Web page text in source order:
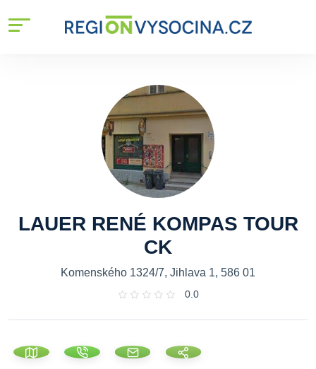
LAUER RENÉ KOMPAS TOUR
CK
Komenského 1324/7, Jihlava 1, 586 01
0.0